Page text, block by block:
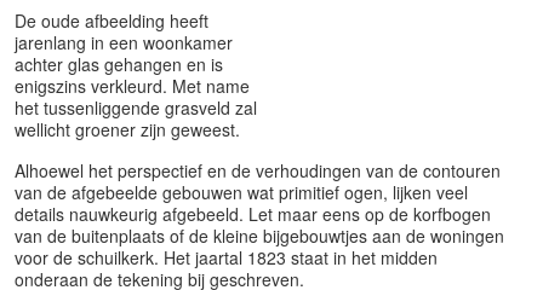
De oude afbeelding heeft
jarenlang in een woonkamer
achter glas gehangen en is
enigszins verkleurd. Met name
het tussenliggende grasveld zal
wellicht groener zijn geweest.
Alhoewel het perspectief en de verhoudingen van de contouren
van de afgebeelde gebouwen wat primitief ogen, lijken veel
details nauwkeurig afgebeeld. Let maar eens op de korfbogen
van de buitenplaats of de kleine bijgebouwtjes aan de woningen
voor de schuilkerk. Het jaartal 1823 staat in het midden
onderaan de tekening bij geschreven.